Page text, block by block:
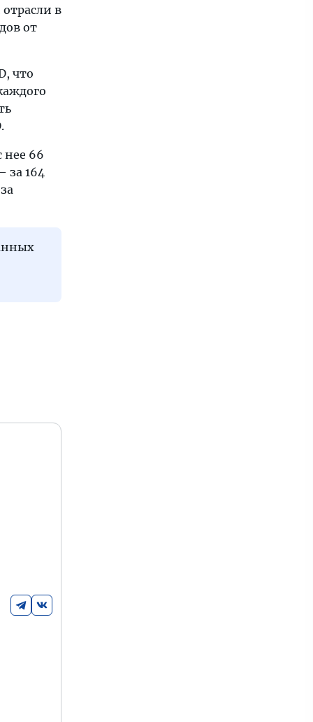
в
от
что
нее 66
за 164